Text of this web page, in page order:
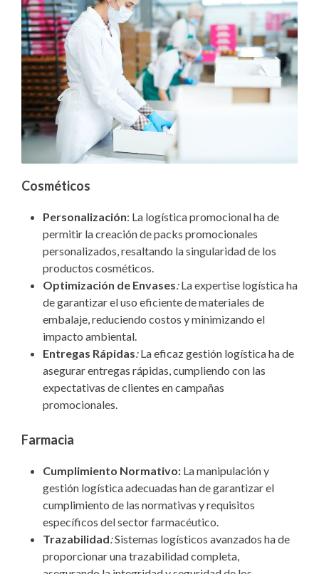
Cosméticos
Personalización: La logística promocional ha de
permitir la creación de packs promocionales
personalizados, resaltando la singularidad de los
productos cosméticos.
Optimización de Envases:La expertise logística ha
de garantizar el uso eficiente de materiales de
embalaje, reduciendo costos y minimizando el
impacto ambiental.
Entregas Rápidas:La eficaz gestión logística ha de
asegurar entregas rápidas, cumpliendo con las
expectativas de clientes en campañas
promocionales.
Farmacia
Cumplimiento Normativo: La manipulación y
gestión logística adecuadas han de garantizar el
cumplimiento de las normativas y requisitos
específicos del sector farmacéutico.
Trazabilidad:Sistemas logísticos avanzados ha de
proporcionar una trazabilidad completa,